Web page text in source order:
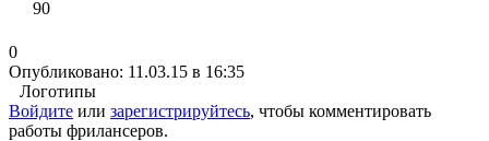
90
0
Опубликовано: 11.03.15 в 16:35
Логотипы
Войдите или зарегистрируйтесь, чтобы комментировать
работы фрилансеров.